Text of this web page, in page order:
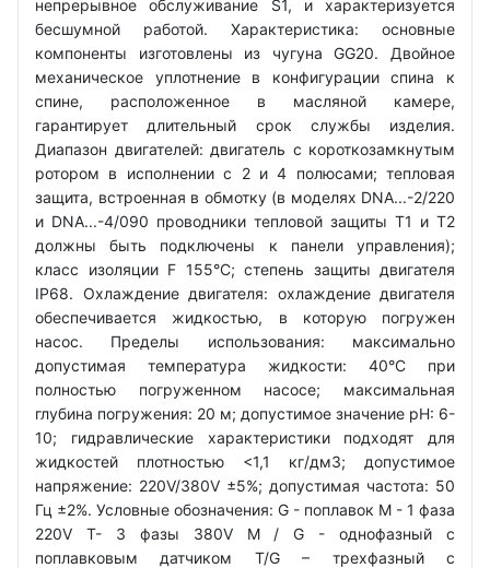
непрерывное обслуживание S1, и характеризуется
бесшумной работой. Характеристика: основные
компоненты изготовлены из чугуна GG20. Двойное
механическое уплотнение в конфигурации спина к
спине, расположенное в масляной камере,
гарантирует длительный срок службы изделия.
Диапазон двигателей: двигатель с короткозамкнутым
ротором в исполнении с 2 и 4 полюсами; тепловая
защита, встроенная в обмотку (в моделях DNA...-2/220
и DNA...-4/090 проводники тепловой защиты T1 и T2
должны быть подключены к панели управления);
класс изоляции F 155°C; степень защиты двигателя
IP68. Охлаждение двигателя: охлаждение двигателя
обеспечивается жидкостью, в которую погружен
насос. Пределы использования: максимально
допустимая температура жидкости: 40°C при
полностью погруженном насосе; максимальная
глубина погружения: 20 м; допустимое значение рН: 6-
10; гидравлические характеристики подходят для
жидкостей плотностью <1,1 кг/дм3; допустимое
напряжение: 220V/380V ±5%; допустимая частота: 50
Гц ±2%. Условные обозначения: G - поплавок М - 1 фаза
220V Т- 3 фазы 380V M / G - однофазный с
поплавковым датчиком T/G – трехфазный с